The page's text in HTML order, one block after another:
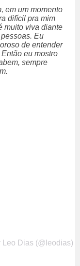
em um momento
difícil pra mim
muito viva diante
Eu
de entender
eu mostro
sempre
Dias (@leodias)